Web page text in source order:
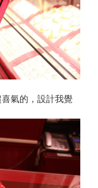
氣的，設計我覺